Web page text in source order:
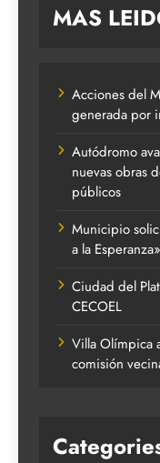
MAS
Acciones del
generada por
Autódromo
nuevas obras
públicos
Municipio
a la Esperanza»
Ciudad del
CECOEL
Villa Olímpica
comisión